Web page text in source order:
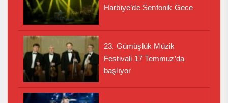
Harbiye’de Senfonik Gece
23. Gümüşlük Müzik
Festivali 17 Temmuz’da
başlıyor